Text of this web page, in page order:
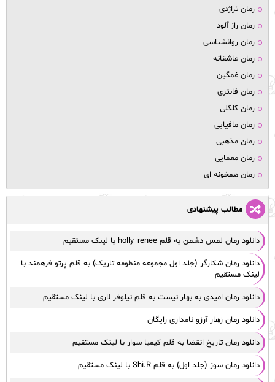
رمان تراژدی
رمان راز آلود
رمان روانشناسی
رمان عاشقانه
رمان غمگین
رمان فانتزی
رمان کلکلی
رمان مافیایی
رمان مذهبی
رمان معمایی
رمان همخونه ای
مطالب پیشنهادی
دانلود رمان لمس دشمن به قلم holly_renee با لینک مستقیم
دانلود رمان شکارگر (جلد اول مجموعه منظومه تاریک) به قلم پرتو فرهمند با
لینک مستقیم
دانلود رمان امیدی به بهار نیست به قلم نیلوفر لاری با لینک مستقیم
دانلود رمان زهار آرزو نامداری رایگان
دانلود رمان تاریخ انقضا به قلم کیمیا سوار با لینک مستقیم
دانلود رمان سوز (جلد اول) به قلم Shi.R با لینک مستقیم